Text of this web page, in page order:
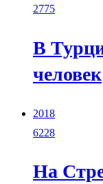
2775
В
человек
2018
6228
На